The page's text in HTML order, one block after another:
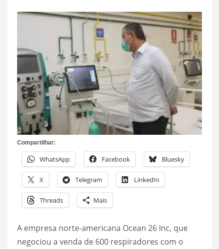
Compartilhar:
WhatsApp Facebook Bluesky
X Telegram LinkedIn
Threads Mais
A empresa norte-americana Ocean 26 Inc, que
negociou a venda de 600 respiradores com o